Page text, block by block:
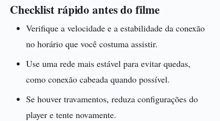
Checklist rápido antes do filme
Verifique a velocidade e a estabilidade da conexão
no horário que você costuma assistir.
Use uma rede mais estável para evitar quedas,
como conexão cabeada quando possível.
Se houver travamentos, reduza configurações do
player e tente novamente.